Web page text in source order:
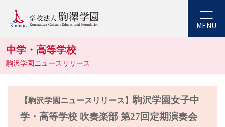
MENU
中学・高等学校
駒沢学園ニュースリリース
【駒沢学園ニュースリリース】駒沢学園女子中
学・高等学校 吹奏楽部 第27回定期演奏会